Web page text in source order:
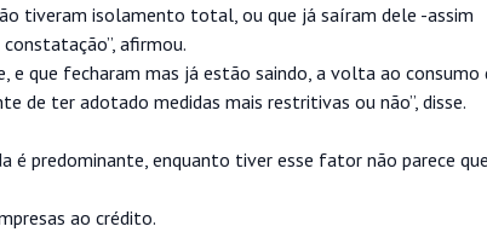
tiveram isolamento total, ou que já saíram dele -assim
afirmou.
que fecharam mas já estão saindo, a volta ao consumo
de ter adotado medidas mais restritivas ou não”, disse.
predominante, enquanto tiver esse fator não parece
ao crédito.